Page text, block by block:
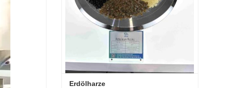
Erdölharze